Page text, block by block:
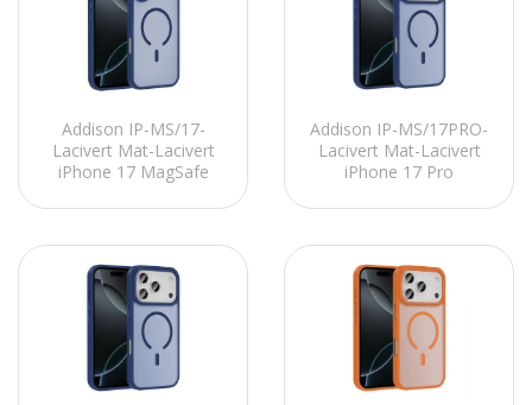
Addison IP-MS/17-
Lacivert Mat-Lacivert
iPhone 17 MagSafe
Addison IP-MS/17PRO-
Lacivert Mat-Lacivert
iPhone 17 Pro